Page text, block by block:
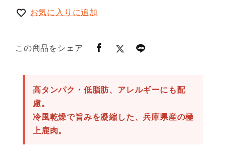
お気に入りに追加
この商品をシェア
高タンパク・低脂肪、アレルギーにも配
慮。
冷風乾燥で旨みを凝縮した、兵庫県産の極
上鹿肉。